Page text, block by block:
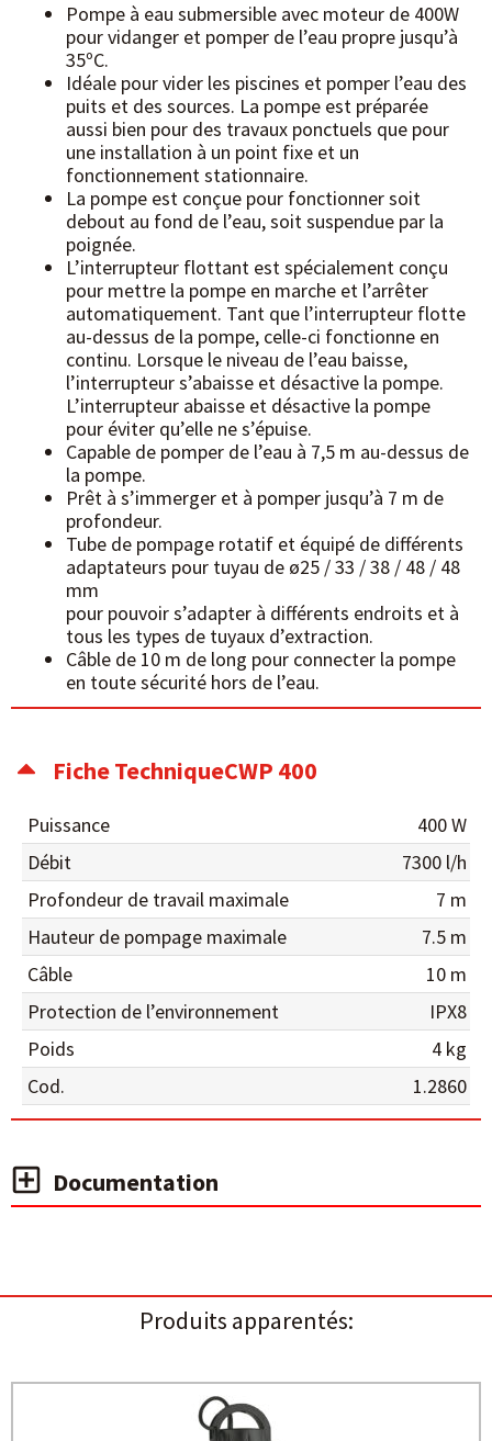
Pompe à eau submersible avec moteur de 400W
pour vidanger et pomper de l’eau propre jusqu’à
35ºC.
Idéale pour vider les piscines et pomper l’eau des
puits et des sources. La pompe est préparée
aussi bien pour des travaux ponctuels que pour
une installation à un point fixe et un
fonctionnement stationnaire.
La pompe est conçue pour fonctionner soit
debout au fond de l’eau, soit suspendue par la
poignée.
L’interrupteur flottant est spécialement conçu
pour mettre la pompe en marche et l’arrêter
automatiquement. Tant que l’interrupteur flotte
au-dessus de la pompe, celle-ci fonctionne en
continu. Lorsque le niveau de l’eau baisse,
l’interrupteur s’abaisse et désactive la pompe.
L’interrupteur abaisse et désactive la pompe
pour éviter qu’elle ne s’épuise.
Capable de pomper de l’eau à 7,5 m au-dessus de
la pompe.
Prêt à s’immerger et à pomper jusqu’à 7 m de
profondeur.
Tube de pompage rotatif et équipé de différents
adaptateurs pour tuyau de ø25 / 33 / 38 / 48 / 48
mm
pour pouvoir s’adapter à différents endroits et à
tous les types de tuyaux d’extraction.
Câble de 10 m de long pour connecter la pompe
en toute sécurité hors de l’eau.
Fiche TechniqueCWP 400
Puissance
400 W
Débit
7300 l/h
Profondeur de travail maximale
7 m
Hauteur de pompage maximale
7.5 m
Câble
10 m
Protection de l’environnement
IPX8
Poids
4 kg
Cod.
1.2860
Documentation
Produits apparentés: